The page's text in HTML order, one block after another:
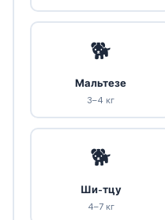
🐕
Мальтезе
3–4 кг
🐕
Ши-тцу
4–7 кг